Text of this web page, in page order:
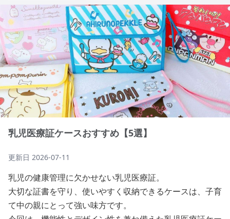
乳児医療証ケースおすすめ【5選】
更新日 2026-07-11
乳児の健康管理に欠かせない乳児医療証。
大切な証書を守り、使いやすく収納できるケースは、子育
て中の親にとって強い味方です。